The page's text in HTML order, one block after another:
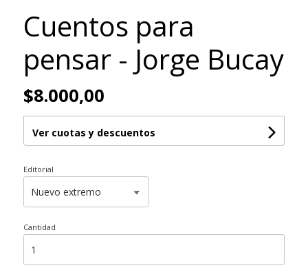
Cuentos para
pensar - Jorge Bucay
$8.000,00
Ver cuotas y descuentos
Editorial
Cantidad